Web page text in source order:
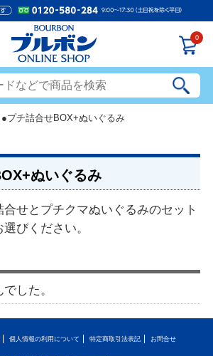
0
プチ詰合せBOX+ぬいぐるみ
ぬいぐるみ
せとプチクマぬいぐるみのセット
びください。
した。
個人情報の利用について 特定商取引法表記 お問合せ